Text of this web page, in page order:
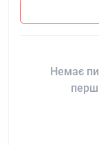
Немає